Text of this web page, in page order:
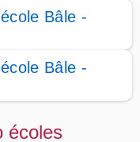
Bâle -
Bâle -
écoles